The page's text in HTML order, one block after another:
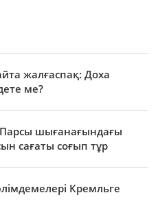
жалғаспақ: Доха
ме?
шығанағындағы
сағаты соғып тұр
Кремльге